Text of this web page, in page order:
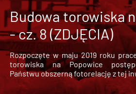
Budowa torowiska
- cz. 8 (ZDJĘCIA)
Rozpoczęte w maju 2019 roku
torowiska na Popowice
Państwu obszerną fotorelację z tej